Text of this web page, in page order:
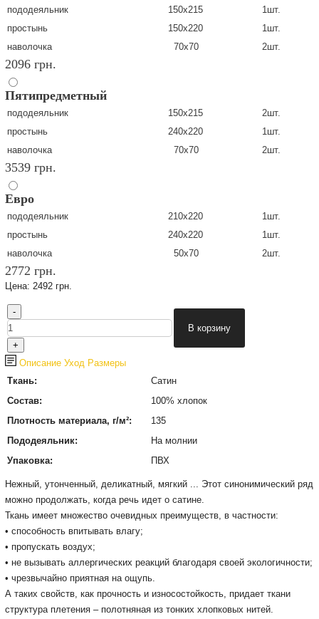
пододеяльник 150х215
1шт.
простынь
150х220
1шт.
наволочка
70х70 2шт.
2096 грн.
Пятипредметный
пододеяльник 150х215
2шт.
простынь
240х220
1шт.
наволочка
70х70 2шт.
3539 грн.
Евро
пододеяльник 210х220
1шт.
простынь
240х220
1шт.
наволочка
50х70 2шт.
2772 грн.
Цена: 2492 грн.
Описание Уход Размеры
Ткань:
Сатин
Состав:
100% хлопок
Плотность материала, г/м²:
135
Пододеяльник:
На молнии
Упаковка:
ПВХ
Нежный, утонченный, деликатный, мягкий ... Этот синонимический ряд
можно продолжать, когда речь идет о сатине.
Ткань имеет множество очевидных преимуществ, в частности:
• способность впитывать влагу;
• пропускать воздух;
• не вызывать аллергических реакций благодаря своей экологичности;
• чрезвычайно приятная на ощупь.
А таких свойств, как прочность и износостойкость, придает ткани
структура плетения– полотняная из тонких хлопковых нитей.